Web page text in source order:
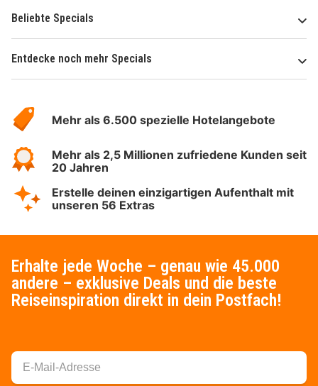
Beliebte Specials
Entdecke noch mehr Specials
Hotelspecials
Mehr als 6.500 spezielle Hotelangebote
Mehr als 2,5 Millionen zufriedene Kunden seit
20 Jahren
Erstelle deinen einzigartigen Aufenthalt mit
unseren 56 Extras
Erhalte jede Woche – genau wie 45.000
andere – exklusive Deals und die beste
Reiseinspiration direkt in dein Postfach!